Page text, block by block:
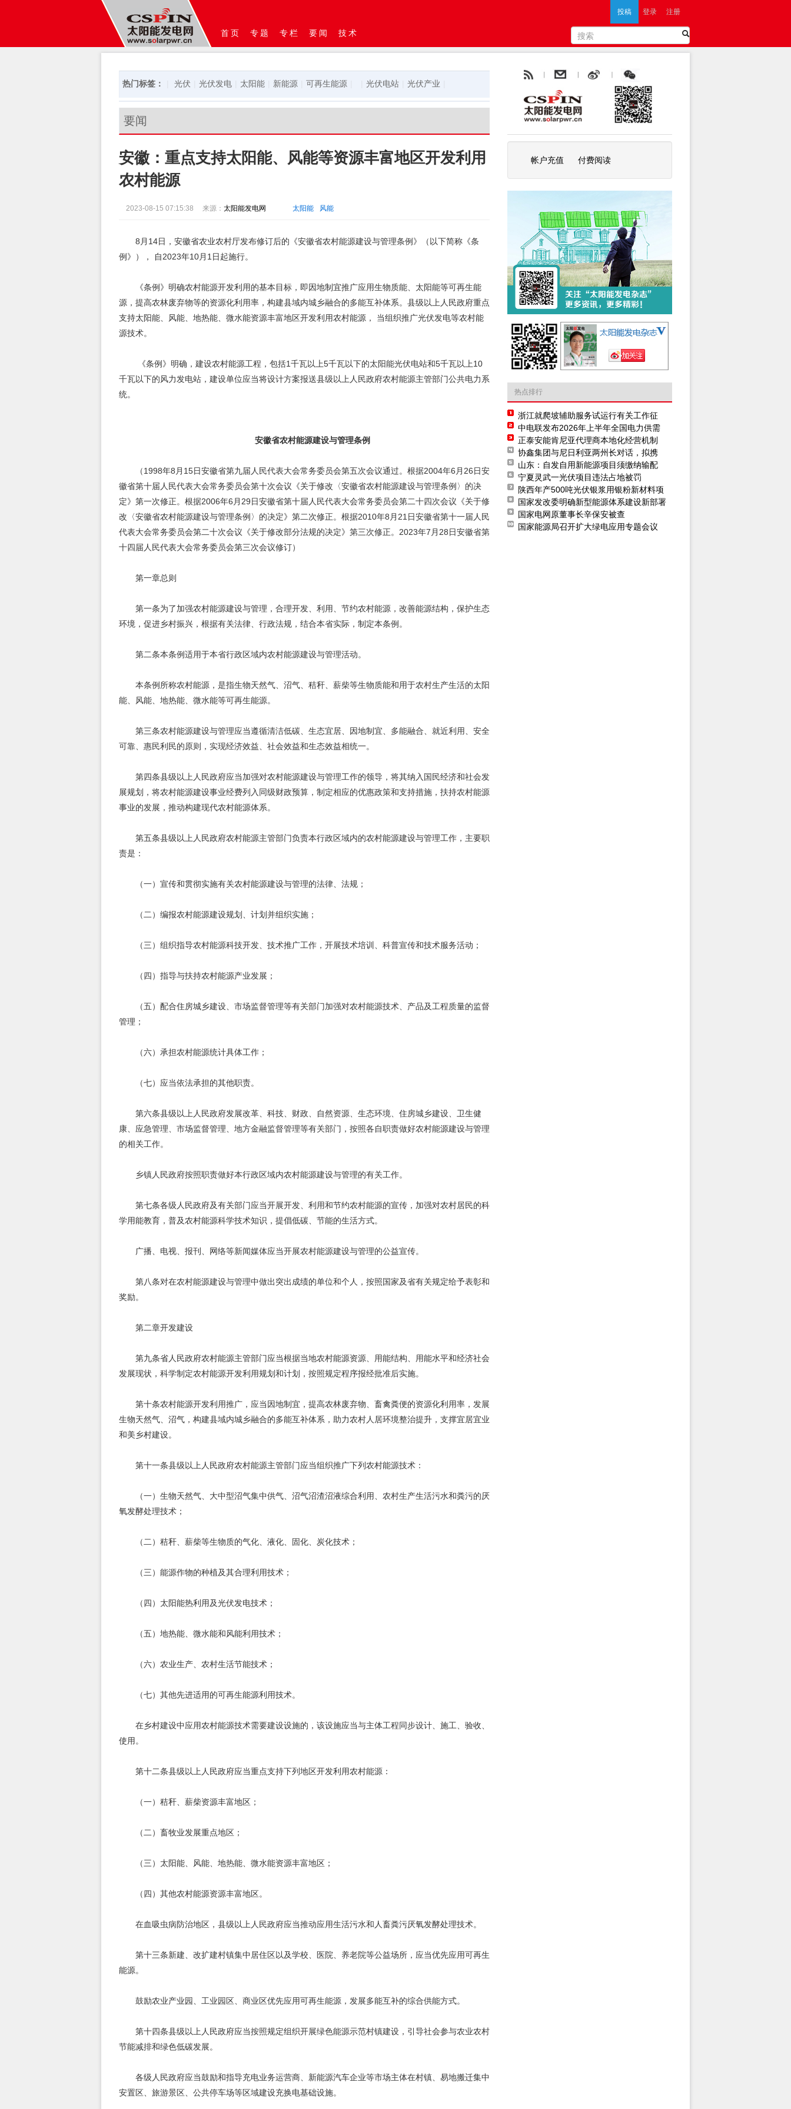
投稿 登录 注册
首页 专题 专栏 要闻 技术
热门标签： 光伏 光伏发电 太阳能 新能源 可再生能源 光伏电站 光伏产业
要闻
安徽：重点支持太阳能、风能等资源丰富地区开发利用
农村能源
2023-08-15 07:15:38 来源： 太阳能发电网 太阳能 风能
8月14日，安徽省农业农村厅发布修订后的《安徽省农村能源建设与管理条例》（以下简称《条
例》）， 自2023年10月1日起施行。
《条例》明确农村能源开发利用的基本目标，即因地制宜推广应用生物质能、太阳能等可再生能
源，提高农林废弃物等的资源化利用率，构建县域内城乡融合的多能互补体系。县级以上人民政府重点
支持太阳能、风能、地热能、微水能资源丰富地区开发利用农村能源， 当组织推广光伏发电等农村能
源技术。
《条例》明确，建设农村能源工程，包括1千瓦以上5千瓦以下的太阳能光伏电站和5千瓦以上10
千瓦以下的风力发电站，建设单位应当将设计方案报送县级以上人民政府农村能源主管部门公共电力系
统。
安徽省农村能源建设与管理条例
（1998年8月15日安徽省第九届人民代表大会常务委员会第五次会议通过。根据2004年6月26日安
徽省第十届人民代表大会常务委员会第十次会议《关于修改〈安徽省农村能源建设与管理条例〉的决
定》第一次修正。根据2006年6月29日安徽省第十届人民代表大会常务委员会第二十四次会议《关于修
改〈安徽省农村能源建设与管理条例〉的决定》第二次修正。根据2010年8月21日安徽省第十一届人民
代表大会常务委员会第二十次会议《关于修改部分法规的决定》第三次修正。2023年7月28日安徽省第
十四届人民代表大会常务委员会第三次会议修订）
第一章总则
第一条为了加强农村能源建设与管理，合理开发、利用、节约农村能源，改善能源结构，保护生态
环境，促进乡村振兴，根据有关法律、行政法规，结合本省实际，制定本条例。
第二条本条例适用于本省行政区域内农村能源建设与管理活动。
本条例所称农村能源，是指生物天然气、沼气、秸秆、薪柴等生物质能和用于农村生产生活的太阳
能、风能、地热能、微水能等可再生能源。
第三条农村能源建设与管理应当遵循清洁低碳、生态宜居、因地制宜、多能融合、就近利用、安全
可靠、惠民利民的原则，实现经济效益、社会效益和生态效益相统一。
第四条县级以上人民政府应当加强对农村能源建设与管理工作的领导，将其纳入国民经济和社会发
展规划，将农村能源建设事业经费列入同级财政预算，制定相应的优惠政策和支持措施，扶持农村能源
事业的发展，推动构建现代农村能源体系。
第五条县级以上人民政府农村能源主管部门负责本行政区域内的农村能源建设与管理工作，主要职
责是：
（一）宣传和贯彻实施有关农村能源建设与管理的法律、法规；
（二）编报农村能源建设规划、计划并组织实施；
（三）组织指导农村能源科技开发、技术推广工作，开展技术培训、科普宣传和技术服务活动；
（四）指导与扶持农村能源产业发展；
（五）配合住房城乡建设、市场监督管理等有关部门加强对农村能源技术、产品及工程质量的监督
管理；
（六）承担农村能源统计具体工作；
（七）应当依法承担的其他职责。
第六条县级以上人民政府发展改革、科技、财政、自然资源、生态环境、住房城乡建设、卫生健
康、应急管理、市场监督管理、地方金融监督管理等有关部门，按照各自职责做好农村能源建设与管理
的相关工作。
乡镇人民政府按照职责做好本行政区域内农村能源建设与管理的有关工作。
第七条各级人民政府及有关部门应当开展开发、利用和节约农村能源的宣传，加强对农村居民的科
学用能教育，普及农村能源科学技术知识，提倡低碳、节能的生活方式。
广播、电视、报刊、网络等新闻媒体应当开展农村能源建设与管理的公益宣传。
第八条对在农村能源建设与管理中做出突出成绩的单位和个人，按照国家及省有关规定给予表彰和
奖励。
第二章开发建设
第九条省人民政府农村能源主管部门应当根据当地农村能源资源、用能结构、用能水平和经济社会
发展现状，科学制定农村能源开发利用规划和计划，按照规定程序报经批准后实施。
第十条农村能源开发利用推广，应当因地制宜，提高农林废弃物、畜禽粪便的资源化利用率，发展
生物天然气、沼气，构建县域内城乡融合的多能互补体系，助力农村人居环境整治提升，支撑宜居宜业
和美乡村建设。
第十一条县级以上人民政府农村能源主管部门应当组织推广下列农村能源技术：
（一）生物天然气、大中型沼气集中供气、沼气沼渣沼液综合利用、农村生产生活污水和粪污的厌
氧发酵处理技术；
（二）秸秆、薪柴等生物质的气化、液化、固化、炭化技术；
（三）能源作物的种植及其合理利用技术；
（四）太阳能热利用及光伏发电技术；
（五）地热能、微水能和风能利用技术；
（六）农业生产、农村生活节能技术；
（七）其他先进适用的可再生能源利用技术。
在乡村建设中应用农村能源技术需要建设设施的，该设施应当与主体工程同步设计、施工、验收、
使用。
第十二条县级以上人民政府应当重点支持下列地区开发利用农村能源：
（一）秸秆、薪柴资源丰富地区；
（二）畜牧业发展重点地区；
（三）太阳能、风能、地热能、微水能资源丰富地区；
（四）其他农村能源资源丰富地区。
在血吸虫病防治地区，县级以上人民政府应当推动应用生活污水和人畜粪污厌氧发酵处理技术。
第十三条新建、改扩建村镇集中居住区以及学校、医院、养老院等公益场所，应当优先应用可再生
能源。
鼓励农业产业园、工业园区、商业区优先应用可再生能源，发展多能互补的综合供能方式。
第十四条县级以上人民政府应当按照规定组织开展绿色能源示范村镇建设，引导社会参与农业农村
节能减排和绿色低碳发展。
各级人民政府应当鼓励和指导充电业务运营商、新能源汽车企业等市场主体在村镇、易地搬迁集中
安置区、旅游景区、公共停车场等区域建设充换电基础设施。
帐户充值 付费阅读
热点排行
浙江就爬坡辅助服务试运行有关工作征
中电联发布2026年上半年全国电力供需
正泰安能肯尼亚代理商本地化经营机制
协鑫集团与尼日利亚两州长对话，拟携
山东：自发自用新能源项目须缴纳输配
宁夏灵武一光伏项目违法占地被罚
陕西年产500吨光伏银浆用银粉新材料项
国家发改委明确新型能源体系建设新部署
国家电网原董事长辛保安被查
国家能源局召开扩大绿电应用专题会议